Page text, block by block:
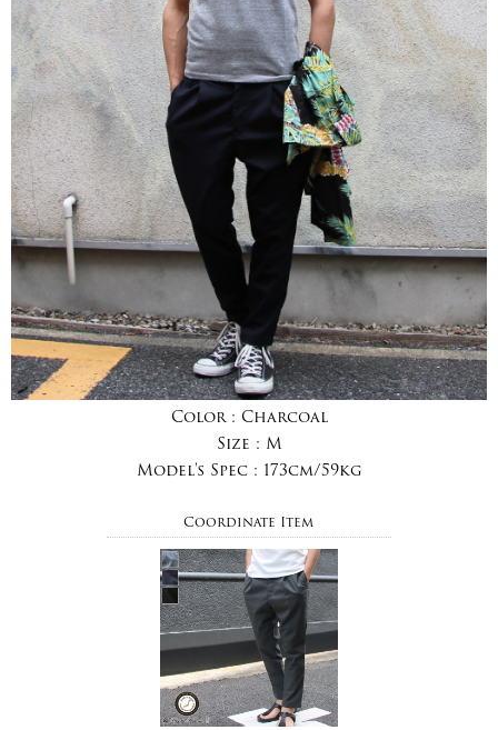
Color : Charcoal
Size : M
Model's Spec : 173cm/59kg
Coordinate Item